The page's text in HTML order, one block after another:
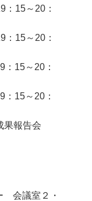
15～20：
15～20：
15～20：
15～20：
果報告会
会議室２・